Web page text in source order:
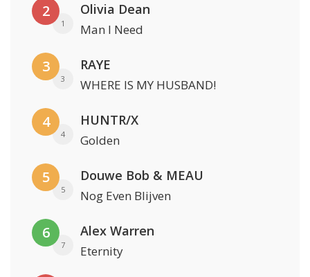
2
1
Olivia Dean
Man I Need
3
3
RAYE
WHERE IS MY HUSBAND!
4
4
HUNTR/X
Golden
5
5
Douwe Bob & MEAU
Nog Even Blijven
6
7
Alex Warren
Eternity